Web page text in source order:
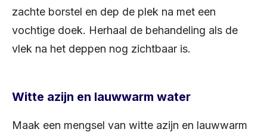
zachte borstel en dep de plek na met een
vochtige doek. Herhaal de behandeling als de
vlek na het deppen nog zichtbaar is.
Witte azijn en lauwwarm water
Maak een mengsel van witte azijn en lauwwarm